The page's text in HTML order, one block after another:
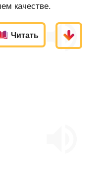
качестве.
Читать